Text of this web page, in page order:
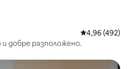
Средна
4,96 (492)
добре разположено.